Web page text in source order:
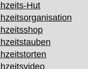
Hut